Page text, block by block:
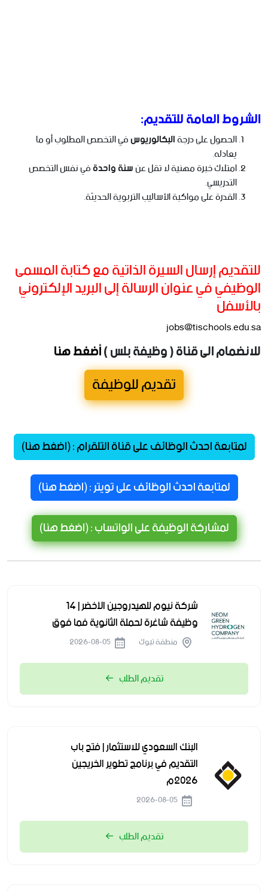
الشروط العامة للتقديم:
الحصول على درجةالبكالوريوسفي التخصص المطلوب أو ما
يعادله.
امتلاك خبرة مهنية لا تقل عنسنة واحدةفي نفس التخصص
التدريسي.
القدرة على مواكبة الأساليب التربوية الحديثة.
للتقديم إرسال السيرة الذاتية مع كتابة المسمى
الوظيفي في عنوان الرسالة إلى البريد الإلكتروني
بالأسفل
jobs@tischools.edu.sa
للانضمام الى قناة ( وظيفة بلس )أضغط هنا
تقديم للوظيفة
لمتابعة احدث الوظائف على قناة التلقرام : (اضغط هنا)
لمتابعة احدث الوظائف على تويتر : (اضغط هنا)
لمشاركة الوظيفة على الواتساب : (اضغط هنا)
شركة نيوم للهيدروجين الأخضر | 14
وظيفة شاغرة لحملة الثانوية فما فوق
منطقة تبوك
تقديم الطلب
البنك السعودي للاستثمار | فتح باب
التقديم في برنامج تطوير الخريجين
2026م
تقديم الطلب